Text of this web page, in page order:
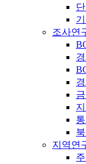
조사연
지역연